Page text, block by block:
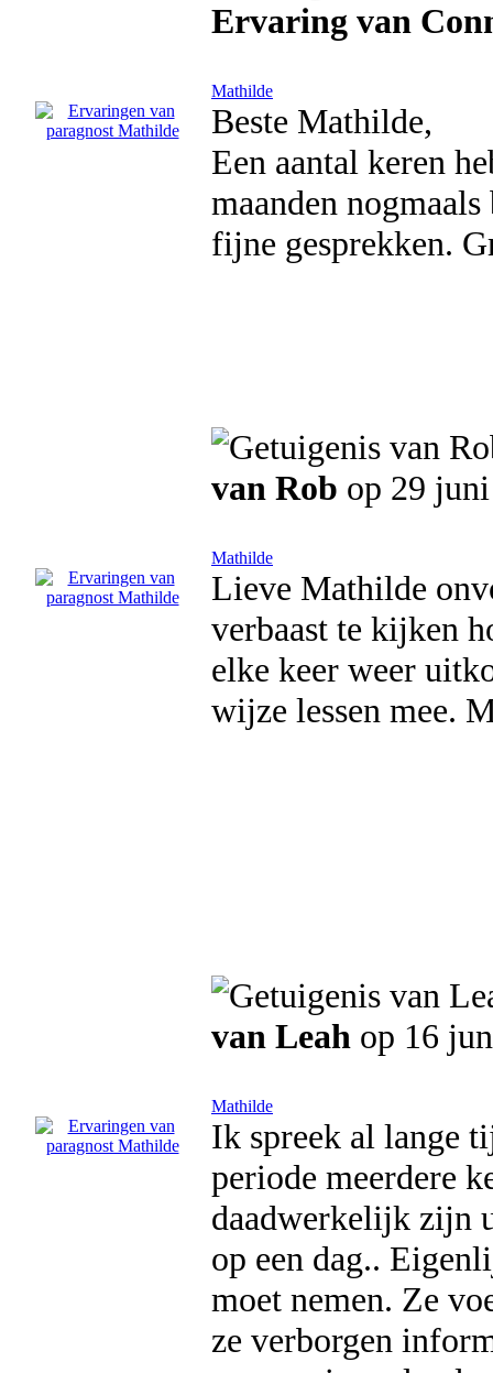
Ervaring van
Mathilde
Beste Mathilde,
Een aantal keren
maanden
fijne gesprekken.
van Rob op 29
Mathilde
Lieve Mathilde
verbaast te kijken
elke keer weer
wijze lessen mee.
van Leah op 16
Mathilde
Ik spreek al lange
periode meerdere
daadwerkelijk zijn
op een dag..
moet nemen. Ze
ze verborgen